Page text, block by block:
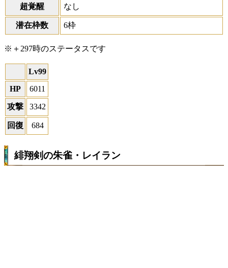
超覚醒 なし
潜在枠数 6枠
※＋297時のステータスです
Lv99
HP
6011
攻撃 3342
回復 684
緋翔剣の朱雀・レイラン